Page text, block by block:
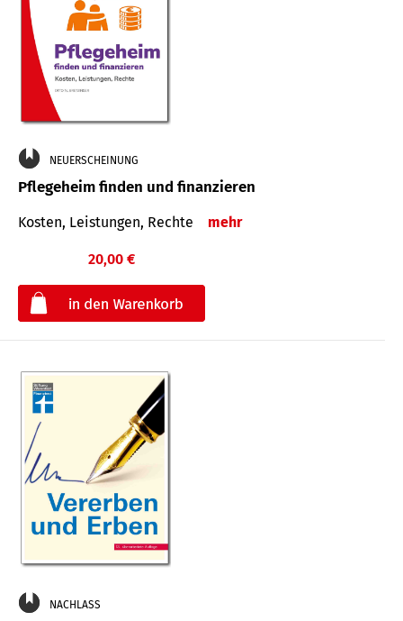
NEUERSCHEINUNG
Pflegeheim finden und finanzieren
Kosten, Leistungen, Rechte mehr
20,00 €
NACHLASS